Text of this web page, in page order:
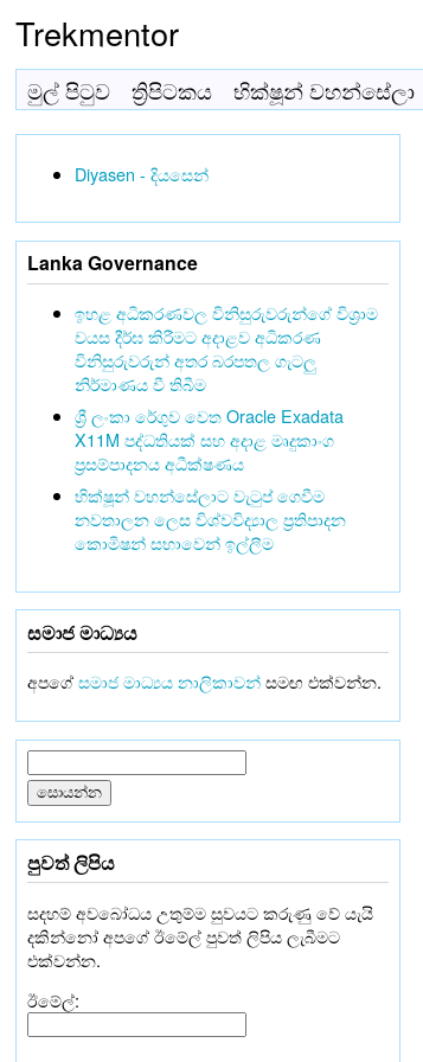
Trekmentor
මුල් පිටුව ත්‍රිපිටකය භික්ෂූන් වහන්සේලා
Diyasen - දියසෙන්
Lanka Governance
ඉහළ අධිකරණවල විනිසුරුවරුන්ගේ විශ්‍රාම
වයස දීර්ඝ කිරීමට අදාළව අධිකරණ
විනිසුරුවරුන් අතර බරපතල ගැටලු
නිර්මාණය වී තිබීම
ශ්‍රී ලංකා රේගුව වෙත Oracle Exadata
X11M පද්ධතියක් සහ අදාළ මෘදුකාංග
ප්‍රසම්පාදනය අධීක්ෂණය
භික්ෂූන් වහන්සේලාට වැටුප් ගෙවීම
නවතාලන ලෙස විශ්වවිද්‍යාල ප්‍රතිපාදන
කොමිෂන් සභාවෙන් ඉල්ලීම
සමාජ මාධ්‍යය
අපගේසමාජ මාධ්‍යය නාලිකාවන්සමඟ එක්වන්න.
පුවත් ලිපිය
සදහම් අවබෝධය උතුම්ම සුවයට කරුණු වේ යැයි
දකින්නෝ අපගේ ඊමේල් පුවත් ලිපිය ලැබීමට
එක්වන්න.
ඊමේල්: